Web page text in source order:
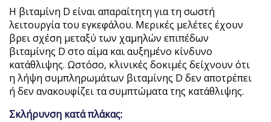
Η βιταμίνη D είναι απαραίτητη για τη σωστή
λειτουργία του εγκεφάλου. Μερικές μελέτες έχουν
βρει σχέση μεταξύ των χαμηλών επιπέδων
βιταμίνης D στο αίμα και αυξημένο κίνδυνο
κατάθλιψης. Ωστόσο, κλινικές δοκιμές δείχνουν ότι
η λήψη συμπληρωμάτων βιταμίνης D δεν αποτρέπει
ή δεν ανακουφίζει τα συμπτώματα της κατάθλιψης.
Σκλήρυνση κατά πλάκας: